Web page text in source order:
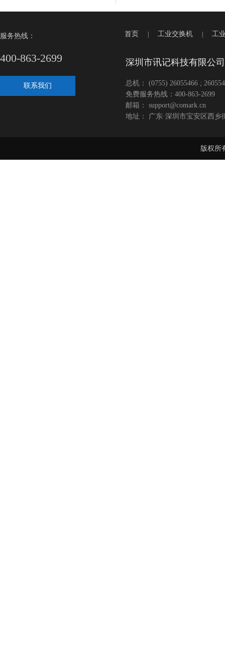
服务热线：
400-863-2699
联系我们
首页 工业交换机 工
深圳市讯记科技有限公司
总机： (0755) 26055466 ;
免费服务热线：400-863-2699
邮箱： support@comark.cn
地址： 广东·深圳市宝安区西
版权所